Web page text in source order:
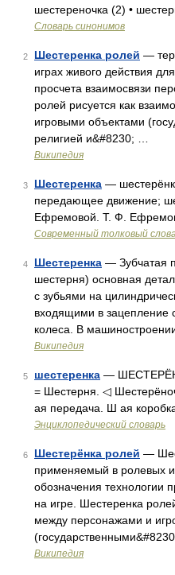
шестереночка (2) •
Словарь синонимов
2 Шестеренка ролей —
играх живого действия
просчета взаимосвязи
ролей рисуется как
игровыми объектами
религией и&#8230; …
Википедия
3 Шестеренка —
передающее движение;
Ефремовой. Т. Ф.
Современный толковый
4 Шестеренка — Зубчатая
шестерня) основная
с зубьями на
входящими в зацепление
колеса. В
Википедия
5 шестеренка —
= Шестерня. ◁
ая передача. Ш ая
Энциклопедический словарь
6 Шестерёнка ролей —
применяемый в ролевых
обозначения технологии
на игре. Шестеренка
между персонажами и
Википедия